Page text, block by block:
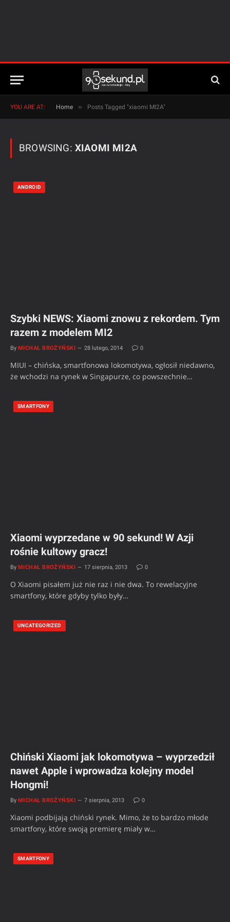
YOU ARE AT: Home » Posts Tagged "xiaomi MI2A"
BROWSING: XIAOMI MI2A
ANDROID
Szybki NEWS: Xiaomi znowu z rekordem. Tym
razem z modelem MI2
By MICHAŁ BROŻYŃSKI 28 lutego, 2014 0
MIUI – chińska, smartfonowa lokomotywa, ogłosił niedawno,
że wchodzi na rynek w Singapurze, co powszechnie…
SMARTFONY
Xiaomi wyprzedane w 90 sekund! W Azji
rośnie kultowy gracz!
By MICHAŁ BROŻYŃSKI 17 sierpnia, 2013 0
O Xiaomi pisałem już nie raz i nie dwa. To rewelacyjne
smartfony, które gdyby tylko były…
UNCATEGORIZED
Chiński Xiaomi jak lokomotywa – wyprzedził
nawet Apple i wprowadza kolejny model
Hongmi!
By MICHAŁ BROŻYŃSKI 7 sierpnia, 2013 0
Xiaomi podbijają chiński rynek. Mimo, że to bardzo młode
smartfony, które swoją premierę miały w…
SMARTFONY